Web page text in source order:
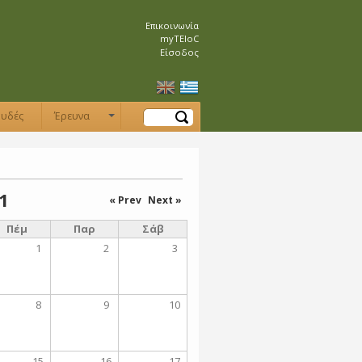
Επικοινωνία
myTEIoC
Είσοδος
Έρευνα Αναζήτηση
« Prev Next »
Πέμ Παρ
Σάβ
1 2 3
8 9 10